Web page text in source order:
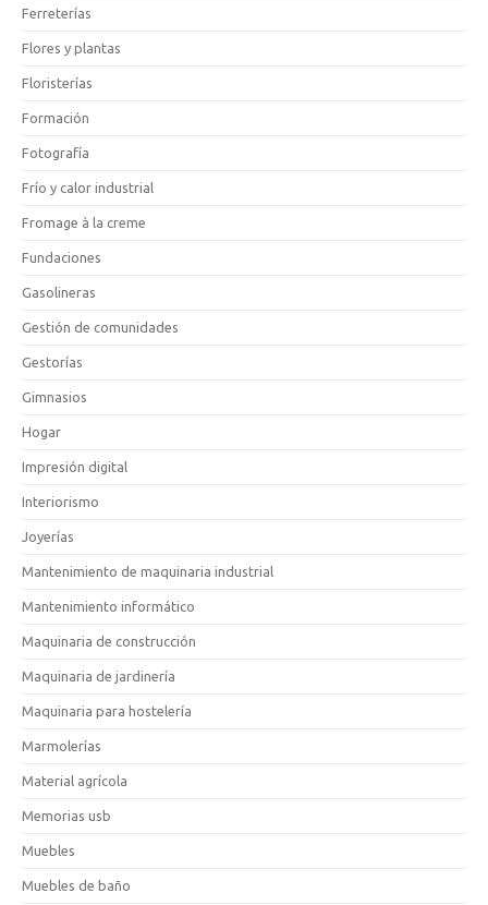
Ferreterías
Flores y plantas
Floristerías
Formación
Fotografía
Frío y calor industrial
Fromage à la creme
Fundaciones
Gasolineras
Gestión de comunidades
Gestorías
Gimnasios
Hogar
Impresión digital
Interiorismo
Joyerías
Mantenimiento de maquinaria industrial
Mantenimiento informático
Maquinaria de construcción
Maquinaria de jardinería
Maquinaria para hostelería
Marmolerías
Material agrícola
Memorias usb
Muebles
Muebles de baño